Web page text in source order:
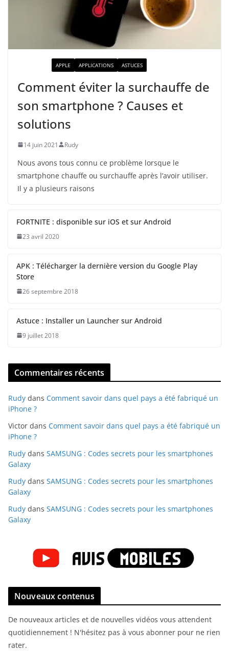
APPLE APPLICATIONS ASTUCES
Comment éviter la surchauffe de
son smartphone ? Causes et
solutions
14 juin 2021 Rudy
Nous avons tous connu ce problème lorsque le
smartphone chauffe ou surchauffe après l’avoir utiliser.
Il y a plusieurs raisons
FORTNITE : disponible sur iOS et sur Android
23 avril 2020
APK : Télécharger la dernière version du Google Play
Store
26 septembre 2018
Astuce : Installer un Launcher sur Android
9 juillet 2018
Commentaires récents
Rudy dans Comment savoir dans quel pays a été fabriqué un
iPhone ?
Victor dans Comment savoir dans quel pays a été fabriqué un
iPhone ?
Rudy dans SAMSUNG : Codes secrets pour les smartphones
Galaxy
Rudy dans SAMSUNG : Codes secrets pour les smartphones
Galaxy
Rudy dans SAMSUNG : Codes secrets pour les smartphones
Galaxy
Nouveaux contenus
De nouveaux articles et de nouvelles vidéos vous attendent
quotidiennement ! N'hésitez pas à vous abonner pour ne rien
rater.